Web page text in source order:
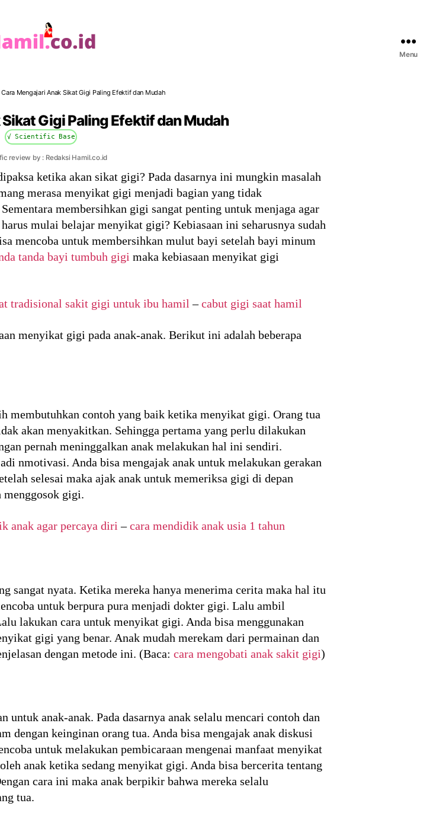
Menu
Cara Mengajari Anak Sikat Gigi Paling Efektif dan Mudah
Gigi Paling Efektif dan Mudah
√ Scientific Base
review by : Redaksi Hamil.co.id
ketika akan sikat gigi? Pada dasarnya ini mungkin masalah
merasa menyikat gigi menjadi bagian yang tidak
membersihkan gigi sangat penting untuk menjaga agar
mulai belajar menyikat gigi? Kebiasaan ini seharusnya sudah
mencoba untuk membersihkan mulut bayi setelah bayi minum
tanda bayi tumbuh gigi maka kebiasaan menyikat gigi
tradisional sakit gigi untuk ibu hamil –cabut gigi saat hamil
menyikat gigi pada anak-anak. Berikut ini adalah beberapa
membutuhkan contoh yang baik ketika menyikat gigi. Orang tua
akan menyakitkan. Sehingga pertama yang perlu dilakukan
pernah meninggalkan anak melakukan hal ini sendiri.
nmotivasi. Anda bisa mengajak anak untuk melakukan gerakan
selesai maka ajak anak untuk memeriksa gigi di depan
menggosok gigi.
anak agar percaya diri –cara mendidik anak usia 1 tahun
sangat nyata. Ketika mereka hanya menerima cerita maka hal itu
untuk berpura pura menjadi dokter gigi. Lalu ambil
lakukan cara untuk menyikat gigi. Anda bisa menggunakan
gigi yang benar. Anak mudah merekam dari permainan dan
dengan metode ini. (Baca: cara mengobati anak sakit gigi)
untuk anak-anak. Pada dasarnya anak selalu mencari contoh dan
dengan keinginan orang tua. Anda bisa mengajak anak diskusi
untuk melakukan pembicaraan mengenai manfaat menyikat
anak ketika sedang menyikat gigi. Anda bisa bercerita tentang
cara ini maka anak berpikir bahwa mereka selalu
tua.